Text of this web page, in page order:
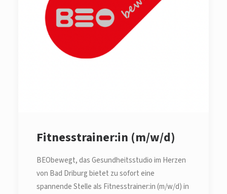
Fitnesstrainer:in (m/w/d)
BEObewegt, das Gesundheitsstudio im Herzen
von Bad Driburg bietet zu sofort eine
spannende Stelle als Fitnesstrainer:in (m/w/d) in